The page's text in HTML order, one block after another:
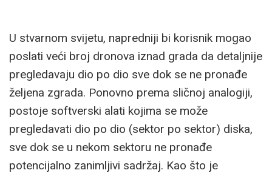
U stvarnom svijetu, napredniji bi korisnik mogao
poslati veći broj dronova iznad grada da detaljnije
pregledavaju dio po dio sve dok se ne pronađe
željena zgrada. Ponovno prema sličnoj analogiji,
postoje softverski alati kojima se može
pregledavati dio po dio (sektor po sektor) diska,
sve dok se u nekom sektoru ne pronađe
potencijalno zanimljivi sadržaj. Kao što je